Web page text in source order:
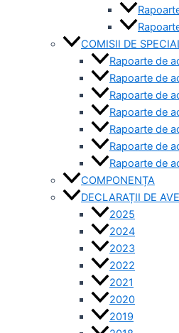
COMISII DE
Rapoarte de
Rapoarte de
Rapoarte de
Rapoarte de
Rapoarte de
Rapoarte de
Rapoarte de
COMPONENȚA
DECLARAȚII DE
2025
2024
2023
2022
2021
2020
2019